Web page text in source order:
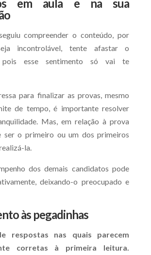
em aula e na sua
compreender o conteúdo, por
incontrolável, tente afastar o
pois esse sentimento só vai te
para finalizar as provas, mesmo
de tempo, é importante resolver
Mas, em relação à prova
ser o primeiro ou um dos primeiros
la.
dos demais candidatos pode
deixando-o preocupado e
às pegadinhas
respostas nas quais parecem
corretas à primeira leitura.